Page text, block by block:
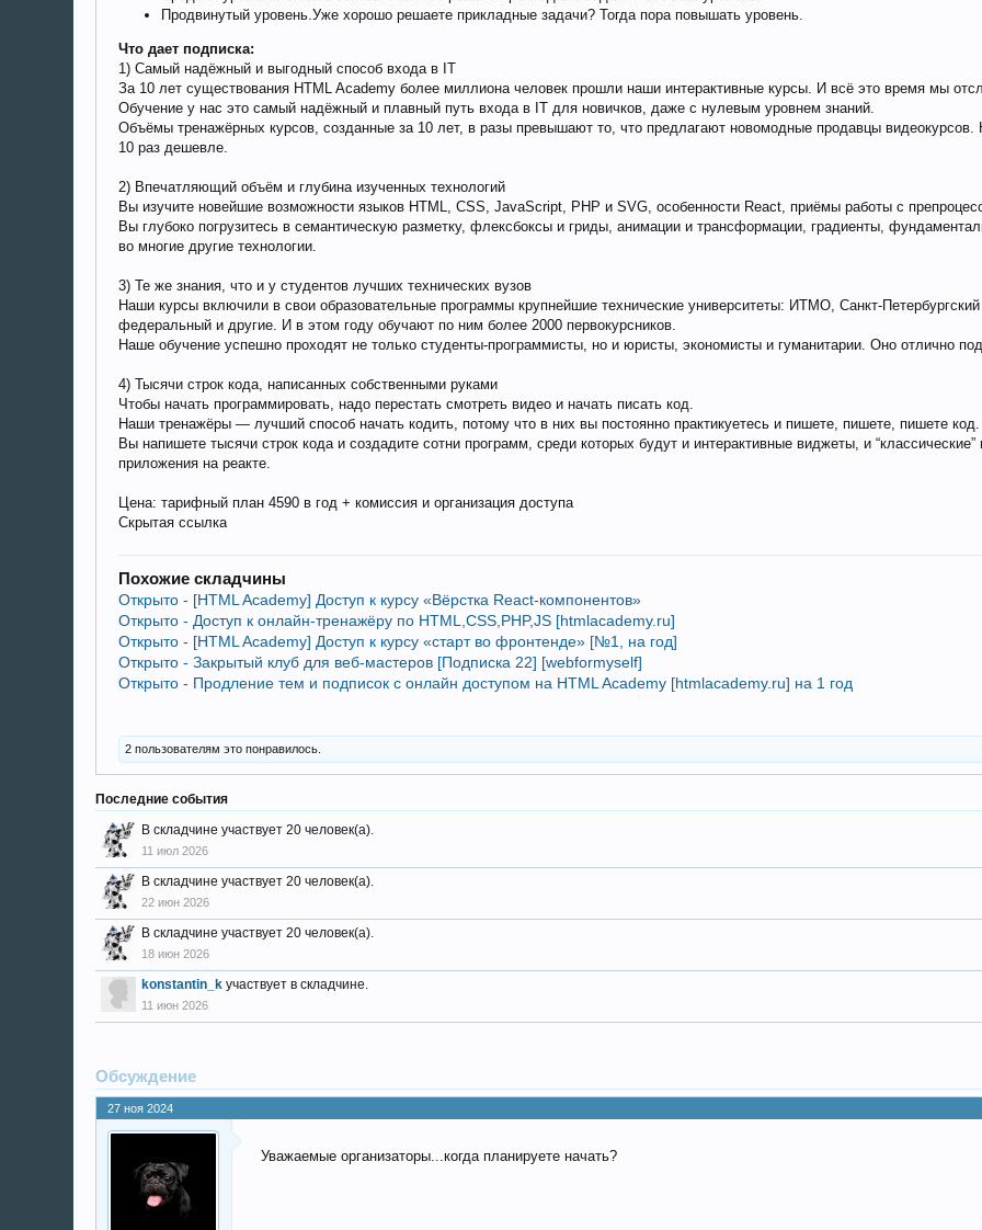
Продвинутый уровень.Уже хорошо решаете прикладные задачи? Тогда пора повышать уровень.
Что дает подписка:
1) Самый надёжный и выгодный способ входа в IT
За 10 лет существования HTML Academy более миллиона человек прошли наши интерактивные курсы. И всё это время мы
Обучение у нас это самый надёжный и плавный путь входа в IT для новичков, даже с нулевым уровнем знаний.
Объёмы тренажёрных курсов, созданные за 10 лет, в разы превышают то, что предлагают новомодные продавцы
10 раз дешевле.
2) Впечатляющий объём и глубина изученных технологий
Вы изучите новейшие возможности языков HTML, CSS, JavaScript, PHP и SVG, особенности React, приёмы работы с
Вы глубоко погрузитесь в cемантическую разметку, флексбоксы и гриды, анимации и трансформации, градиенты,
во многие другие технологии.
3) Те же знания, что и у студентов лучших технических вузов
Наши курсы включили в свои образовательные программы крупнейшие технические университеты: ИТМО, Санкт-
федеральный и другие. И в этом году обучают по ним более 2000 первокурсников.
Наше обучение успешно проходят не только студенты-программисты, но и юристы, экономисты и гуманитарии. Оно отлично
4) Тысячи строк кода, написанных собственными руками
Чтобы начать программировать, надо перестать смотреть видео и начать писать код.
Наши тренажёры — лучший способ начать кодить, потому что в них вы постоянно практикуетесь и пишете, пишете, пишете код.
Вы напишете тысячи строк кода и создадите сотни программ, среди которых будут и интерактивные виджеты, и
приложения на реакте.
Цена: тарифный план 4590 в год + комиссия и организация доступа
Скрытая ссылка
Похожие складчины
Открыто - [HTML Academy] Доступ к курсу «Вёрстка React-компонентов»
Открыто - Доступ к онлайн-тренажёру по HTML,CSS,PHP,JS [htmlacademy.ru]
Открыто - [HTML Academy] Доступ к курсу «cтарт во фронтенде» [№1, на год]
Открыто - Закрытый клуб для веб-мастеров [Подписка 22] [wеbfоrmуsеlf]
Открыто - Продление тем и подписок с онлайн доступом на HTML Academy [htmlacademy.ru] на 1 год
2 пользователям это понравилось.
Последние события
В складчине участвует 20 человек(а).
11 июл 2026
В складчине участвует 20 человек(а).
22 июн 2026
В складчине участвует 20 человек(а).
18 июн 2026
konstantin_k участвует в складчине.
11 июн 2026
Обсуждение
27 ноя 2024
Уважаемые организаторы...когда планируете начать?